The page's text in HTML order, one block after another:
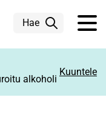
Hae
alkoholi
Kuuntele